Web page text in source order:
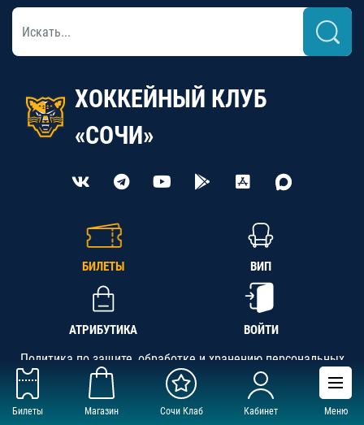
Билеты Магазин Сочи Клаб Кабинет Меню
ХОККЕЙНЫЙ КЛУБ
«СОЧИ»
БИЛЕТЫ ВИП
АТРИБУТИКА ВОЙТИ
Политика по защите, обработке и хранению персональных
данных
АНО «СК «Кубань-Регион», ОГРН 1142300002349,